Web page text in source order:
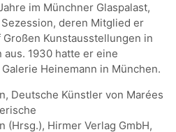
im Münchner Glaspalast,
deren Mitglied er
Kunstausstellungen in
1930 hatte er eine
Heinemann in München.
Deutsche Künstler von Marées
(Hrsg.), Hirmer Verlag GmbH,